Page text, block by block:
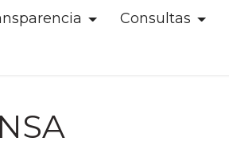
Consultas